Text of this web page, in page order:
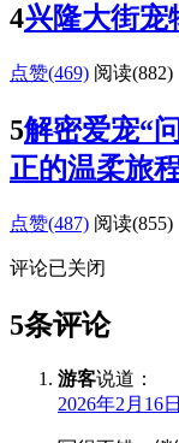
4兴隆大街宠
点赞(469) 阅读(882)
5解密爱宠“
正的温柔旅
点赞(487) 阅读(855)
评论已关闭
5条评论
游客说道：
2026年2月16